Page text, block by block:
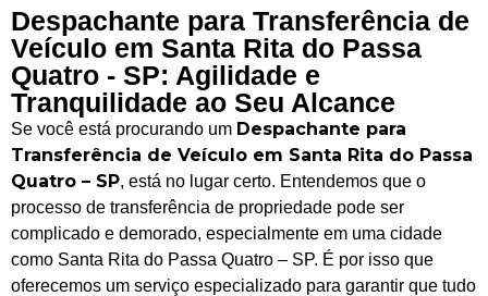
Despachante para Transferência de
Veículo em Santa Rita do Passa
Quatro - SP: Agilidade e
Tranquilidade ao Seu Alcance
Se você está procurando um Despachante para
Transferência de Veículo em Santa Rita do Passa
Quatro – SP, está no lugar certo. Entendemos que o
processo de transferência de propriedade pode ser
complicado e demorado, especialmente em uma cidade
como Santa Rita do Passa Quatro – SP. É por isso que
oferecemos um serviço especializado para garantir que tudo